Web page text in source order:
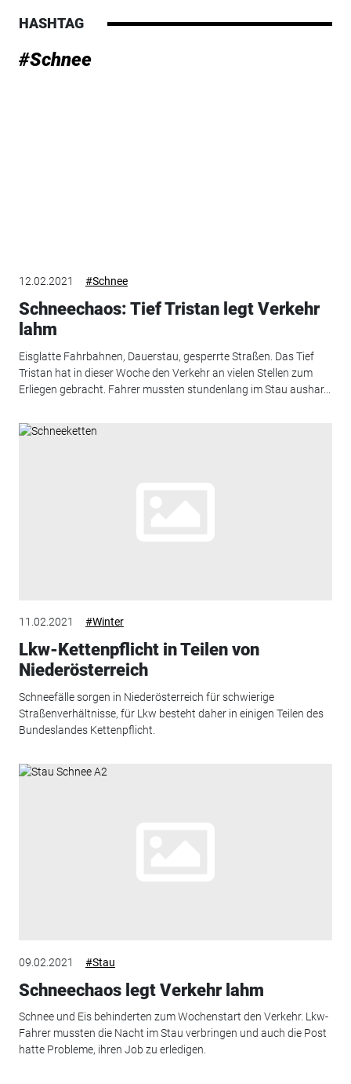
HASHTAG
#Schnee
12.02.2021 #Schnee
Schneechaos: Tief Tristan legt Verkehr
lahm
Eisglatte Fahrbahnen, Dauerstau, gesperrte Straßen. Das Tief
Tristan hat in dieser Woche den Verkehr an vielen Stellen zum
Erliegen gebracht. Fahrer mussten stundenlang im Stau aushar...
11.02.2021 #Winter
Lkw-Kettenpflicht in Teilen von
Niederösterreich
Schneefälle sorgen in Niederösterreich für schwierige
Straßenverhältnisse, für Lkw besteht daher in einigen Teilen des
Bundeslandes Kettenpflicht.
09.02.2021 #Stau
Schneechaos legt Verkehr lahm
Schnee und Eis behinderten zum Wochenstart den Verkehr. Lkw-
Fahrer mussten die Nacht im Stau verbringen und auch die Post
hatte Probleme, ihren Job zu erledigen.